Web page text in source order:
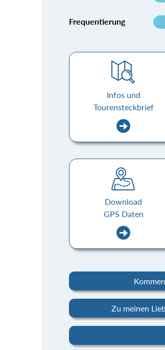
Frequentierung
Infos und
Tourensteckbrief
Download
GPS Daten
Zu meinen